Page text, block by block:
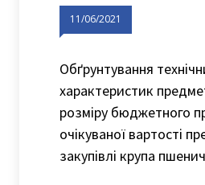
11/06/2021
Обґрунтування
характеристик
розміру бюджетного
очікуваної вартості
закупівлі крупа